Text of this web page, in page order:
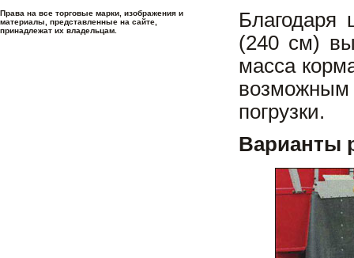
Права на все торговые марки, изображения и
материалы, представленные на сайте,
принадлежат их владельцам.
Благодаря
(240 см)
масса
погрузки.
Варианты